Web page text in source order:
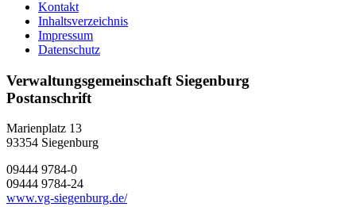
Kontakt
Inhaltsverzeichnis
Impressum
Datenschutz
Verwaltungsgemeinschaft Siegenburg
Postanschrift
Marienplatz 13
93354 Siegenburg
09444 9784-0
09444 9784-24
www.vg-siegenburg.de/